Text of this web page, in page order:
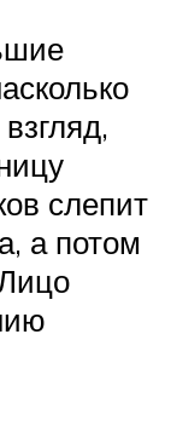
слепит
а потом